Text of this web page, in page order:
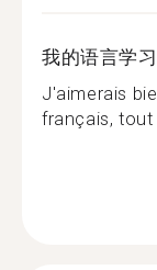
我的语言学
J'aimerais
français, tout